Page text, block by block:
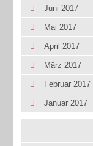
Juni 2017
Mai 2017
April 2017
März 2017
Februar 2017
Januar 2017